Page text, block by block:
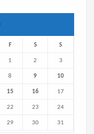
F S S
1 2 3
8 9 10
15 16 17
22 23 24
29 30 31